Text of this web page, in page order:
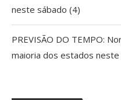
neste sábado (4)
PREVISÃO DO TEMPO:
maioria dos estados neste